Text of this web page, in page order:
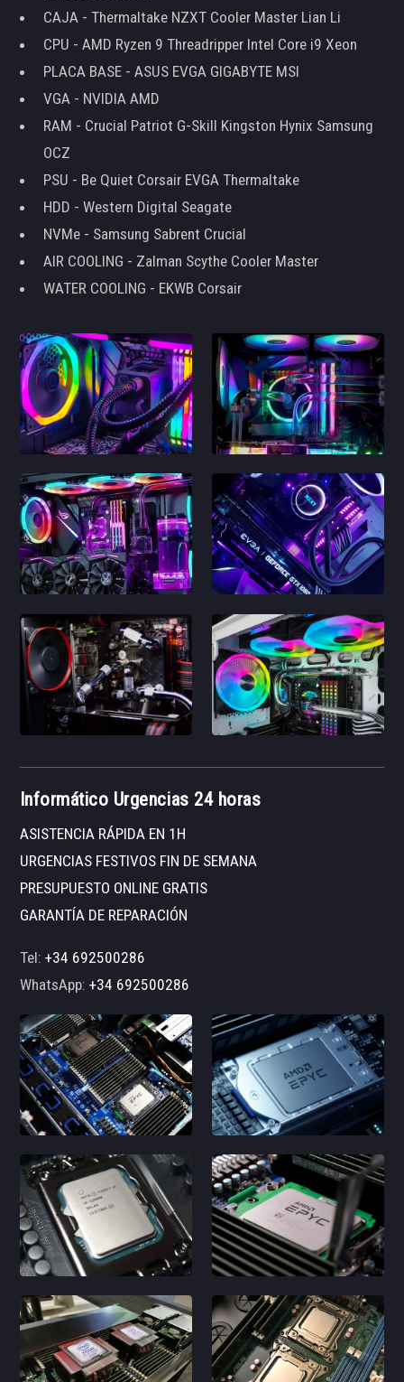
CAJA - Thermaltake NZXT Cooler Master Lian Li
CPU - AMD Ryzen 9 Threadripper Intel Core i9 Xeon
PLACA BASE - ASUS EVGA GIGABYTE MSI
VGA - NVIDIA AMD
RAM - Crucial Patriot G-Skill Kingston Hynix Samsung
OCZ
PSU - Be Quiet Corsair EVGA Thermaltake
HDD - Western Digital Seagate
NVMe - Samsung Sabrent Crucial
AIR COOLING - Zalman Scythe Cooler Master
WATER COOLING - EKWB Corsair
Informático Urgencias 24 horas
ASISTENCIA RÁPIDA EN 1H
URGENCIAS FESTIVOS FIN DE SEMANA
PRESUPUESTO ONLINE GRATIS
GARANTÍA DE REPARACIÓN
Tel:+34 692500286
WhatsApp:+34 692500286